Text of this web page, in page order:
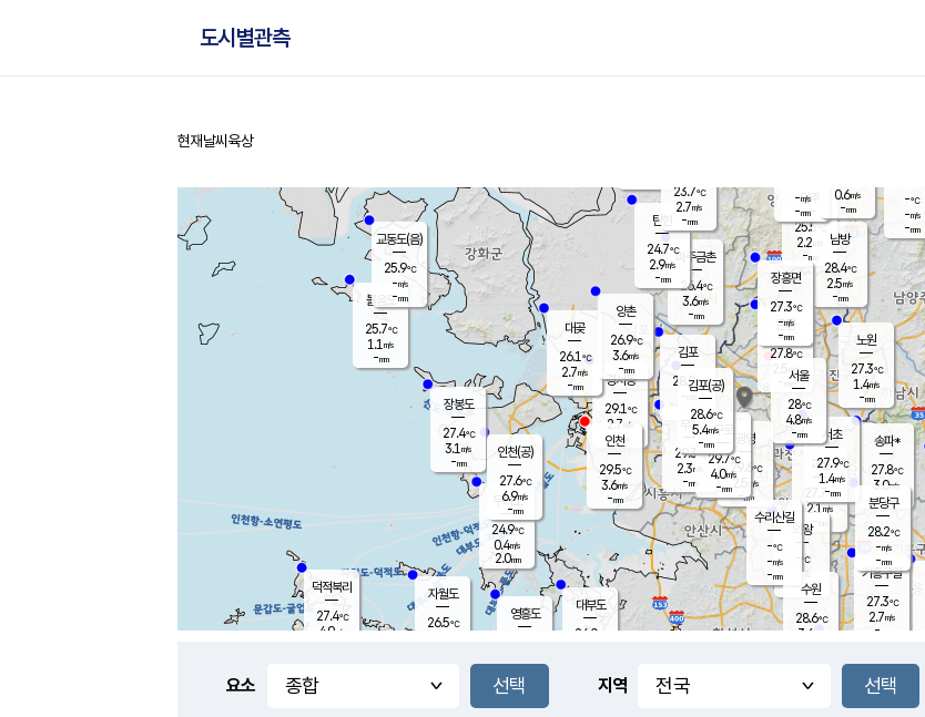
도시별관측
홈
현재날씨 육상
풍도
무의도
24.9℃
0.4m/s
2.0mm
영흥도
볼음도
25.7℃
1.1 m/s
-mm
자월도
26.5℃
양주
25.5℃
2.2
-mm
과천
27.7℃
2.1m/s
- mm
장봉도
27.4℃
3.1 m/s
-mm
-mm
대부도
24.0
경서동
29.1℃
2.7 m/s
-mm
파주금촌
26.4℃
3.6m/s
-mm
-℃
-m/s
-mm
대곶
26.1℃
2.7m/s
-mm
탄현
24.7℃
2.9m/s
-mm
의왕
- ℃
m/s
mm
김포
28.9℃
-m/s
mm
광명
29.6 ℃
2.5 m/s
-mm
부천
29.3℃
2.3m/s
-mm
양촌
26.9℃
3.6m/s
-mm
구로
29.7℃
4.0m/s
-mm
은평
27.8℃
2.5 m/s
- mm
노원
27.3℃
1.4m/s
-mm
송파*
27.8℃
3.0m/s
-mm
서초
27.9℃
1.4m/s
-mm
남방
28.4℃
2.5m/s
-mm
기흥구갈
27.3℃
2.7m/s
-
수리산길
-℃
-m/s
-mm
분당구
28.2℃
-m/s
-mm
장흥면
27.3℃
-m/s
-mm
-m/s
-mm
덕적북리
27.4℃
4.9m/s
인천(공)
27.6℃
6.9m/s
-mm
김포(공)
28.6℃
5.4m/s
-mm
교동도(음)
25.9℃
-m/s
-mm
수원
28.6℃
3.6 m/s
인천
29.5℃
3.6m/s
-mm
서울
28℃
4.8m/s
-mm
23.7℃
2.7m/s
-mm
0.6m/s
-mm
요소 지역